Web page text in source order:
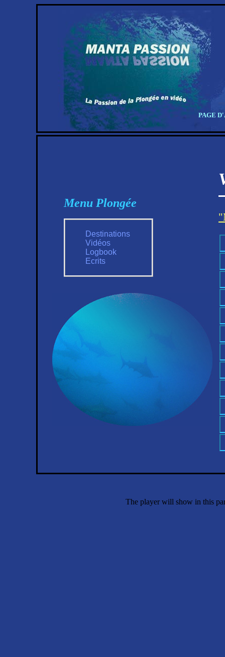
PAGE
Menu Plongée
Destinations
Vidéos
Logbook
Ecrits
The player will show in this